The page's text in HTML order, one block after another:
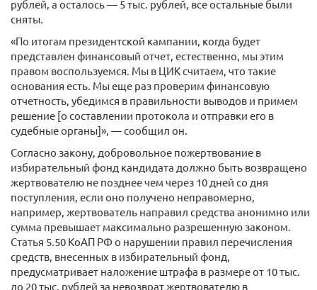
рублей, а осталось — 5 тыс. рублей, все остальные были
сняты.
«По итогам президентской кампании, когда будет
представлен финансовый отчет, естественно, мы этим
правом воспользуемся. Мы в ЦИК считаем, что такие
основания есть. Мы еще раз проверим финансовую
отчетность, убедимся в правильности выводов и примем
решение [о составлении протокола и отправки его в
судебные органы]», — сообщил он.
Согласно закону, добровольное пожертвование в
избирательный фонд кандидата должно быть возвращено
жертвователю не позднее чем через 10 дней со дня
поступления, если оно получено неправомерно,
например, жертвователь направил средства анонимно или
сумма превышает максимально разрешенную законом.
Статья 5.50 КоАП РФ о нарушении правил перечисления
средств, внесенных в избирательный фонд,
предусматривает наложение штрафа в размере от 10 тыс.
до 20 тыс. рублей за невозврат жертвователю в